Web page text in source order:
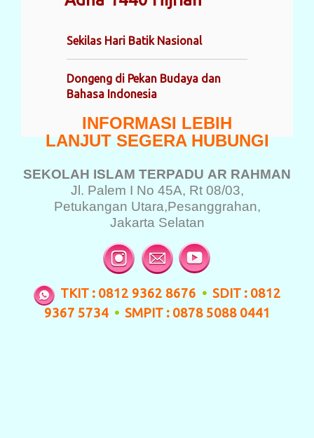
Sekilas Hari Batik Nasional
Dongeng di Pekan Budaya dan
Bahasa Indonesia
INFORMASI LEBIH
LANJUT SEGERA HUBUNGI
SEKOLAH ISLAM TERPADU AR RAHMAN
Jl. Palem I No 45A, Rt 08/03,
Petukangan Utara,Pesanggrahan,
Jakarta Selatan
TKIT : 0812 9362 8676 • SDIT : 0812
9367 5734 • SMPIT : 0878 5088 0441